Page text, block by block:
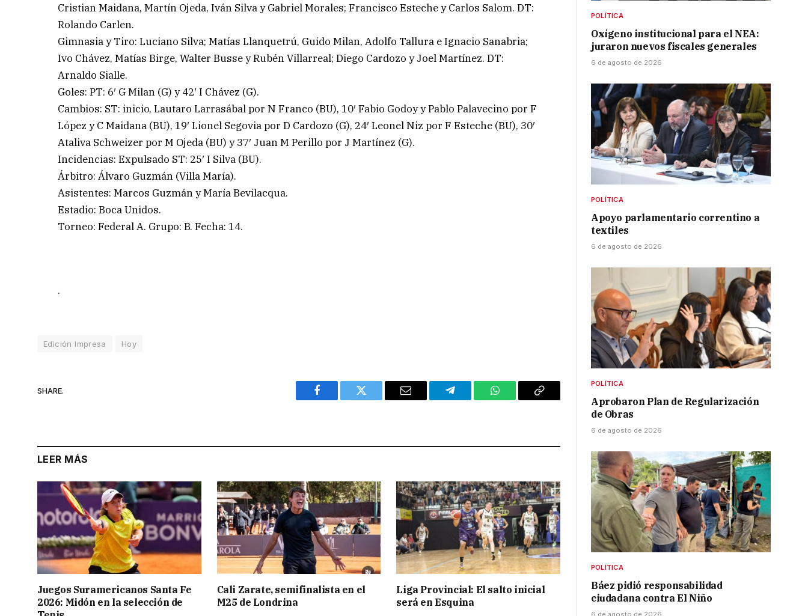
Cristian Maidana, Martín Ojeda, Iván Silva y Gabriel Morales; Francisco Esteche y Carlos Salom. DT:
Rolando Carlen.
Gimnasia y Tiro: Luciano Silva; Matías Llanquetrú, Guido Milan, Adolfo Tallura e Ignacio Sanabria;
Ivo Chávez, Matías Birge, Walter Busse y Rubén Villarreal; Diego Cardozo y Joel Martínez. DT:
Arnaldo Sialle.
Goles: PT: 6′ G Milan (G) y 42′ I Chávez (G).
Cambios: ST: inicio, Lautaro Larrasábal por N Franco (BU), 10′ Fabio Godoy y Pablo Palavecino por F
López y C Maidana (BU), 19′ Lionel Segovia por D Cardozo (G), 24′ Leonel Niz por F Esteche (BU), 30′
Ataliva Schweizer por M Ojeda (BU) y 37′ Juan M Perillo por J Martínez (G).
Incidencias: Expulsado ST: 25′ I Silva (BU).
Árbitro: Álvaro Guzmán (Villa María).
Asistentes: Marcos Guzmán y María Bevilacqua.
Estadio: Boca Unidos.
Torneo: Federal A. Grupo: B. Fecha: 14.
.
Edición Impresa Hoy
SHARE.
Facebook Twitter Email Telegram WhatsAppCopy
LEER MÁS
Juegos Suramericanos Santa Fe
2026: Midón en la selección de
Cali Zarate, semifinalista en el
M25 de Londrina
Liga Provincial: El salto inicial
será en Esquina
POLÍTICA
Oxígeno institucional para el NEA:
juraron nuevos fiscales generales
6 de agosto de 2026
POLÍTICA
Apoyo parlamentario correntino a
textiles
6 de agosto de 2026
POLÍTICA
Aprobaron Plan de Regularización
de Obras
6 de agosto de 2026
POLÍTICA
Báez pidió responsabilidad
ciudadana contra El Niño